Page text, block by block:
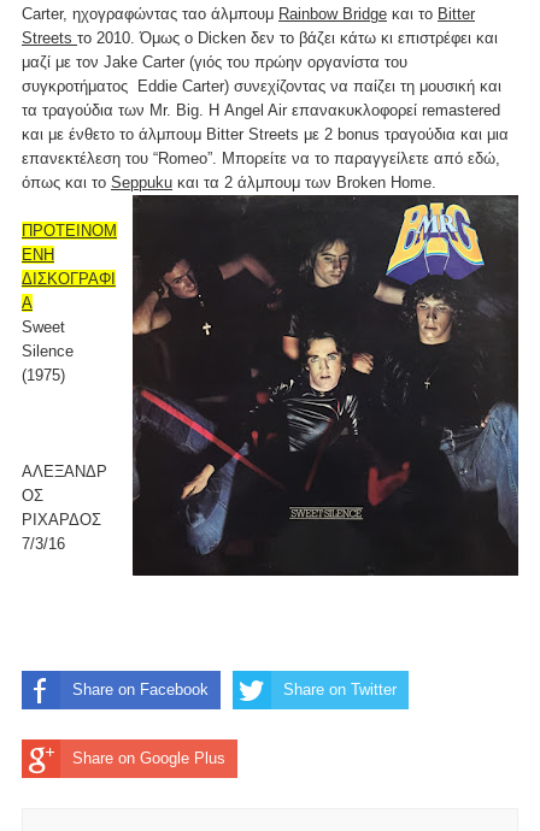
Carter, ηχογραφώντας ταο άλμπουμ Rainbow Bridge και το Bitter
Streets το 2010. Όμως ο Dicken δεν το βάζει κάτω κι επιστρέφει και
μαζί με τον Jake Carter (γιός του πρώην οργανίστα του
συγκροτήματος Eddie Carter) συνεχίζοντας να παίζει τη μουσική και
τα τραγούδια των Mr. Big. Η Angel Air επανακυκλοφορεί remastered
και με ένθετο το άλμπουμ Bitter Streets με 2 bonus τραγούδια και μια
επανεκτέλεση του “Romeo”. Μπορείτε να το παραγγείλετε από εδώ
όπως και το Seppuku και τα 2 άλμπουμ των Broken Home.
ΠΡΟΤΕΙΝΟΜ
ΕΝΗ
ΔΙΣΚΟΓΡΑΦΙ
Α
Sweet
Silence
(1975)
ΑΛΕΞΑΝΔΡ
ΟΣ
ΡΙΧΑΡΔΟΣ
7/3/16
Share on Facebook Share on Twitter
Share on Google Plus